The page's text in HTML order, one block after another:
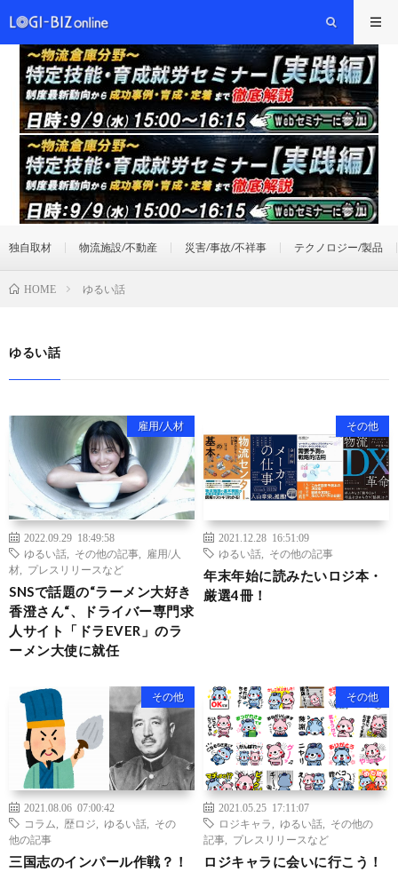
独自取材 物流施設/不動産 災害/事故/不祥事 テクノロジー/製品
HOME ゆるい話
ゆるい話
雇用/人材
2022.09.29 18:49:58
ゆるい話
その他の記事
雇用/人
材
プレスリリースなど
SNSで話題の“ラーメン大好き
香澄さん“、ドライバー専門求
人サイト「ドラEVER」のラ
ーメン大使に就任
その他
2021.12.28 16:51:09
ゆるい話
その他の記事
年末年始に読みたいロジ本・
厳選4冊！
その他
2021.08.06 07:00:42
コラム
歴ロジ ゆるい話
その
他の記事
三国志のインパール作戦？！
その他
2021.05.25 17:11:07
ロジキャラ
ゆるい話
その他の
記事
プレスリリースなど
ロジキャラに会いに行こう！